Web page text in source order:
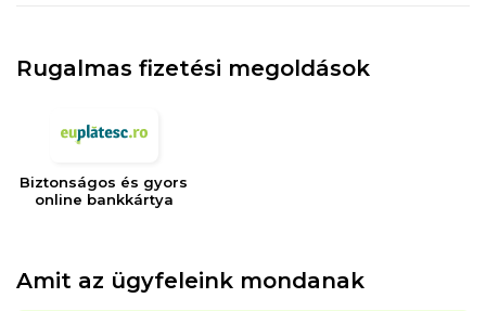
Rugalmas fizetési megoldások
Biztonságos és gyors
online bankkártya
Amit az ügyfeleink mondanak